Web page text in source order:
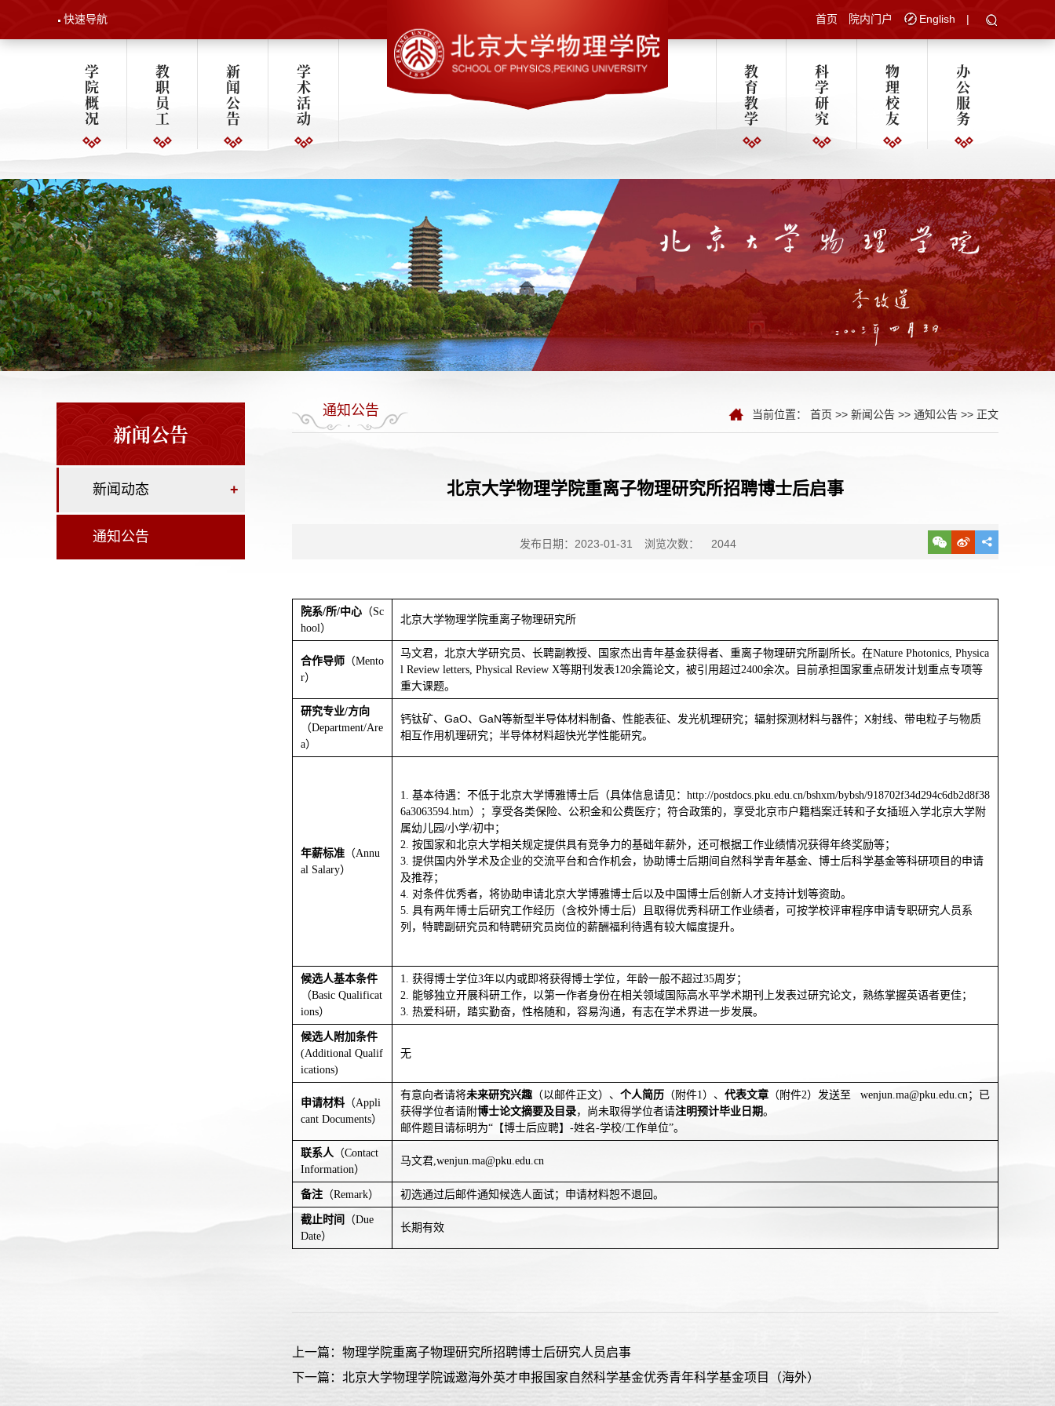
快速导航 首页 院内门户 English |
学
院
概
况
教
职
员
工
新
闻
公
告
学
术
活
动
教
育
教
学
科
学
研
究
物
理
校
友
办
公
服
务
新闻公告
新闻动态 +
通知公告
通知公告 当前位置： 首页 >> 新闻公告 >> 通知公告 >> 正文
北京大学物理学院重离子物理研究所招聘博士后启事
发布日期：2023-01-31 浏览次数： 2044
院系/所/中心 （Sc
hool）
北京大学物理学院重离子物理研究所
合作导师 （Mento
r）
马文君，北京大学研究员、长聘副教授、国家杰出青年基金获得者、重离子物理研究所副所长。在Nature Photonics, Physica
l Review letters, Physical Review X等期刊发表120余篇论文，被引用超过2400余次。目前承担国家重点研发计划重点专项等
重大课题。
研究专业/方向
（Department/Are
a）
钙钛矿、 GaO、 GaN等新型半导体材料制备、性能表征、发光机理研究；辐射探测材料与器件； X射线、带电粒子与物质
相互作用机理研究；半导体材料超快光学性能研究。
年薪标准 （Annu
al Salary）
1. 基本待遇：不低于北京大学博雅博士后（具体信息请见： http://postdocs.pku.edu.cn/bshxm/bybsh/918702f34d294c6db2d8f38
6a3063594.htm）；享受各类保险、公积金和公费医疗；符合政策的，享受北京市户籍档案迁转和子女插班入学北京大学附
属幼儿园/小学/初中；
2. 按国家和北京大学相关规定提供具有竞争力的基础年薪外，还可根据工作业绩情况获得年终奖励等；
3. 提供国内外学术及企业的交流平台和合作机会，协助博士后期间自然科学青年基金、博士后科学基金等科研项目的申请
及推荐；
4. 对条件优秀者，将协助申请北京大学博雅博士后以及中国博士后创新人才支持计划等资助。
5. 具有两年博士后研究工作经历（含校外博士后）且取得优秀科研工作业绩者，可按学校评审程序申请专职研究人员系
列，特聘副研究员和特聘研究员岗位的薪酬福利待遇有较大幅度提升。
候选人基本条件
（Basic Qualificat
ions）
1. 获得博士学位3年以内或即将获得博士学位，年龄一般不超过35周岁；
2. 能够独立开展科研工作，以第一作者身份在相关领域国际高水平学术期刊上发表过研究论文，熟练掌握英语者更佳；
3. 热爱科研，踏实勤奋，性格随和，容易沟通，有志在学术界进一步发展。
候选人附加条件
(Additional Qualif
ications)
无
申请材料 （Appli
cant Documents）
有意向者请将未来研究兴趣（以邮件正文）、 个人简历 （附件1）、 代表文章 （附件2）发送至 wenjun.ma@pku.edu.cn；已
获得学位者请附博士论文摘要及目录，尚未取得学位者请注明预计毕业日期。
邮件题目请标明为“【博士后应聘】 -姓名-学校/工作单位”。
联系人 （Contact
Information）
马文君,wenjun.ma@pku.edu.cn
备注 （Remark） 初选通过后邮件通知候选人面试；申请材料恕不退回。
截止时间 （Due
Date）
长期有效
上一篇：物理学院重离子物理研究所招聘博士后研究人员启事
下一篇：北京大学物理学院诚邀海外英才申报国家自然科学基金优秀青年科学基金项目（海外）